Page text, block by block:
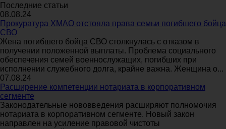
Последние статьи
08.08.24
Прокуратура ХМАО отстояла права семьи погибшего бойца
СВО
Жена погибшего бойца СВО столкнулась с отказом в
получении положенной выплаты. Проблема социального
обеспечения семей военнослужащих, погибших при
исполнении служебного долга, крайне важна. Женщина о...
07.08.24
Расширение компетенции нотариата в корпоративном
сегменте
Законодательные нововведения расширяют полномочия
нотариата в корпоративном сегменте. Новый закон
направлен на усиление правовой чистоты